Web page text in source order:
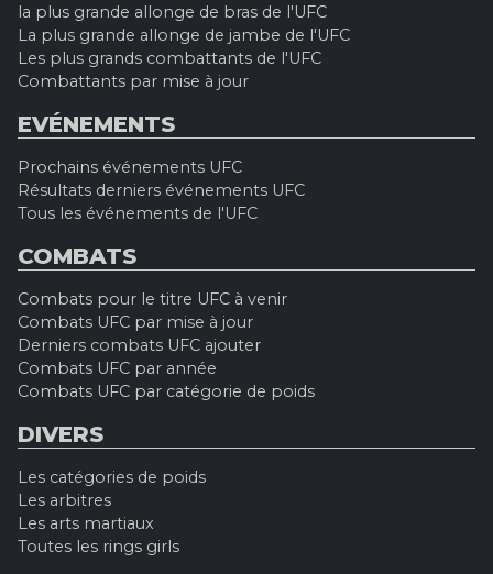
la plus grande allonge de bras de l'UFC
La plus grande allonge de jambe de l'UFC
Les plus grands combattants de l'UFC
Combattants par mise à jour
EVÉNEMENTS
Prochains événements UFC
Résultats derniers événements UFC
Tous les événements de l'UFC
COMBATS
Combats pour le titre UFC à venir
Combats UFC par mise à jour
Derniers combats UFC ajouter
Combats UFC par année
Combats UFC par catégorie de poids
DIVERS
Les catégories de poids
Les arbitres
Les arts martiaux
Toutes les rings girls